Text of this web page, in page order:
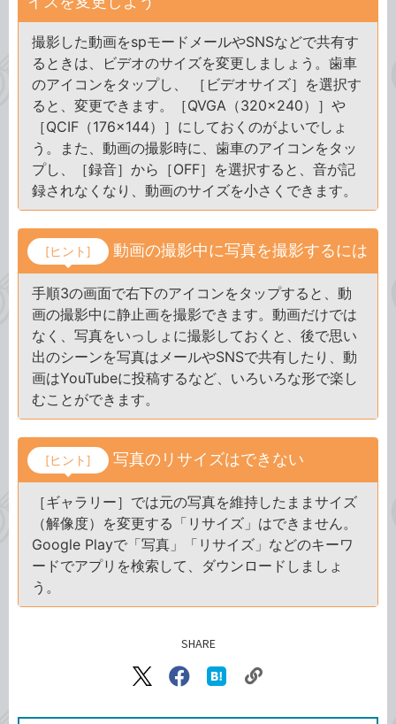
撮影した動画をspモードメールやSNSなどで共有す
るときは、ビデオのサイズを変更しましょう。歯車
のアイコンをタップし、 ［ビデオサイズ］を選択す
ると、変更できます。［QVGA（320×240）］や
［QCIF（176×144）］にしておくのがよいでしょ
う。また、動画の撮影時に、歯車のアイコンをタッ
プし、［録音］から［OFF］を選択すると、音が記
録されなくなり、動画のサイズを小さくできます。
[ヒント] 動画の撮影中に写真を撮影するには
手順3の画面で右下のアイコンをタップすると、動
画の撮影中に静止画を撮影できます。動画だけでは
なく、写真をいっしょに撮影しておくと、後で思い
出のシーンを写真はメールやSNSで共有したり、動
画はYouTubeに投稿するなど、いろいろな形で楽し
むことができます。
[ヒント] 写真のリサイズはできない
［ギャラリー］では元の写真を維持したままサイズ
（解像度）を変更する「リサイズ」はできません。
Google Playで「写真」「リサイズ」などのキーワ
ードでアプリを検索して、ダウンロードしましょ
う。
SHARE
X（旧
で
Facebook
シ
な
ク